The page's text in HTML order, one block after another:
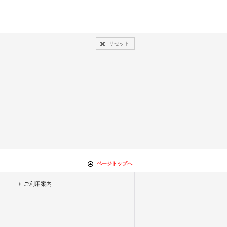
リセット
ページトップへ
ご利用案内